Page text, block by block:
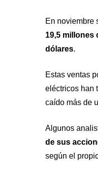
En noviembre
19,5 millones
dólares.
Estas ventas
eléctricos han
caído más de
Algunos
de sus
según el